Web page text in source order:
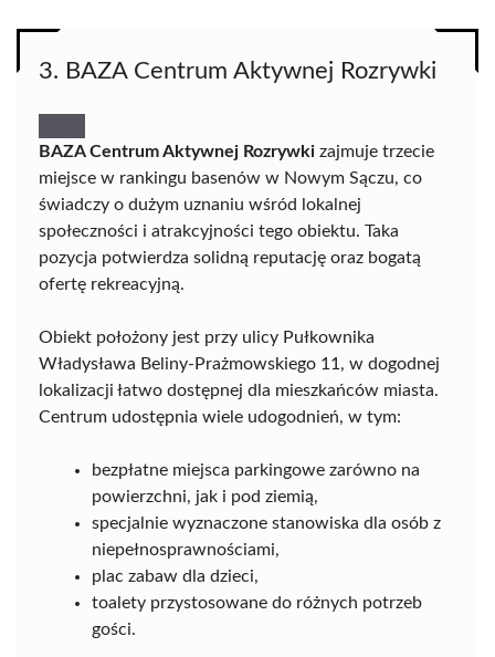
3. BAZA Centrum Aktywnej Rozrywki
BAZA Centrum Aktywnej Rozrywki zajmuje trzecie
miejsce w rankingu basenów w Nowym Sączu, co
świadczy o dużym uznaniu wśród lokalnej
społeczności i atrakcyjności tego obiektu. Taka
pozycja potwierdza solidną reputację oraz bogatą
ofertę rekreacyjną.
Obiekt położony jest przy ulicy Pułkownika
Władysława Beliny-Prażmowskiego 11, w dogodnej
lokalizacji łatwo dostępnej dla mieszkańców miasta.
Centrum udostępnia wiele udogodnień, w tym:
bezpłatne miejsca parkingowe zarówno na
powierzchni, jak i pod ziemią,
specjalnie wyznaczone stanowiska dla osób z
niepełnosprawnościami,
plac zabaw dla dzieci,
toalety przystosowane do różnych potrzeb
gości.